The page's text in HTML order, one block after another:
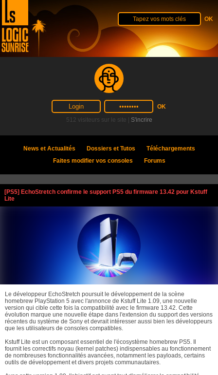
512 visiteurs sur le site | S'incrire
News et Actualités Dossiers et Tutos
Téléchargements
Faites modifier vos consoles
Forums
[PS5] EchoStretch confirme le support PS5 du firmware 13.42 pour Kstuff
Lite
Le développeur EchoStretch poursuit le développement de la scène
homebrew PlayStation 5 avec l'annonce de Kstuff Lite 1.09, une nouvelle
version qui cible cette fois la compatibilité avec le firmware 13.42. Cette
évolution marque une nouvelle étape dans l'extension du support des versions
récentes du système de Sony et devrait intéresser aussi bien les développeurs
que les utilisateurs de consoles compatibles.
Kstuff Lite est un composant essentiel de l'écosystème homebrew PS5. Il
fournit les correctifs noyau (kernel patches) indispensables au fonctionnement
de nombreuses fonctionnalités avancées, notamment les payloads, certains
outils de développement et divers projets communautaires.